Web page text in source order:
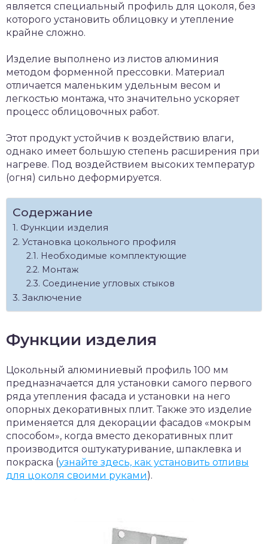
является специальный профиль для цоколя, без
которого установить облицовку и утепление
крайне сложно.
Изделие выполнено из листов алюминия
методом форменной прессовки. Материал
отличается маленьким удельным весом и
легкостью монтажа, что значительно ускоряет
процесс облицовочных работ.
Этот продукт устойчив к воздействию влаги,
однако имеет большую степень расширения при
нагреве. Под воздействием высоких температур
(огня) сильно деформируется.
Содержание
Функции изделия
Установка цокольного профиля
Необходимые комплектующие
Монтаж
Соединение угловых стыков
Заключение
Функции изделия
Цокольный алюминиевый профиль 100 мм
предназначается для установки самого первого
ряда утепления фасада и установки на него
опорных декоративных плит. Также это изделие
применяется для декорации фасадов «мокрым
способом», когда вместо декоративных плит
производится оштукатуривание, шпаклевка и
покраска (узнайте здесь, как установить отливы
для цоколя своими руками).